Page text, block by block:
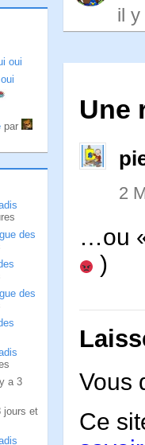
oui
par
des
des
a 3
jours et
il
Une
2
…ou
)
Vous
Ce